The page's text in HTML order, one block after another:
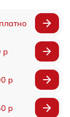
р
р
р